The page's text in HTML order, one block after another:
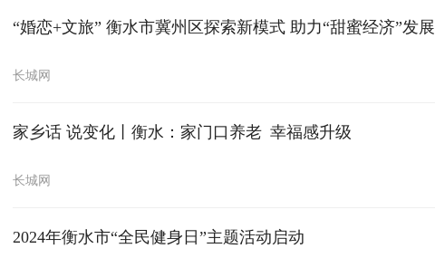
“婚恋+文旅” 衡水市冀州区探索新模式 助力“甜蜜经济”发展
长城网
家乡话 说变化丨衡水：家门口养老 幸福感升级
长城网
2024年衡水市“全民健身日”主题活动启动